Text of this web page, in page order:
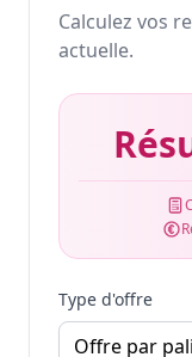
Calculez vos
actuelle.
Type d'offre